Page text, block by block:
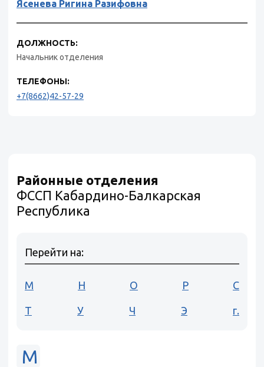
Ясенева Ригина Разифовна
ДОЛЖНОСТЬ:
Начальник отделения
ТЕЛЕФОНЫ:
+7(8662)42-57-29
Районные отделения
ФССП Кабардино-Балкарская
Республика
Перейти на:
М Н О Р С
Т У Ч Э г.
М